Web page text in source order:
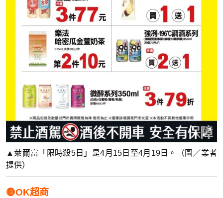
▲萊爾富「限時殺5日」是4月15日至4月19日。（圖／業者
提供）
🟡OK超商